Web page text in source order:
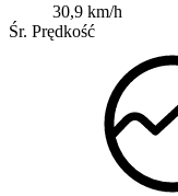
30,9 km/h
Śr. Prędkość